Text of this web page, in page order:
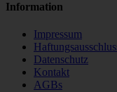
Information
Impressum
Datenschutz
Kontakt
AGBs